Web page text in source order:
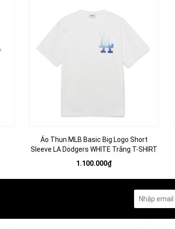
Áo Thun MLB Basic Big Logo Short
Sleeve LA Dodgers WHITE Trắng T-SHIRT
1.100.000₫